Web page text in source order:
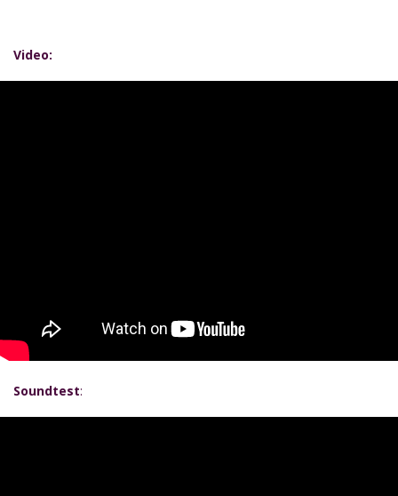
Video:
Soundtest: